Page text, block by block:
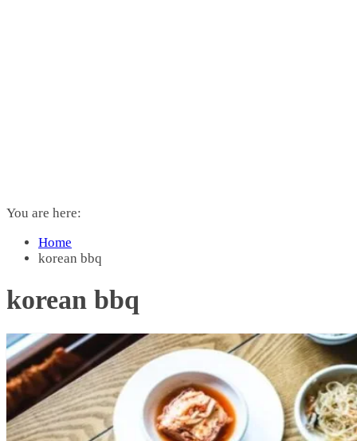
You are here:
Home
korean bbq
korean bbq